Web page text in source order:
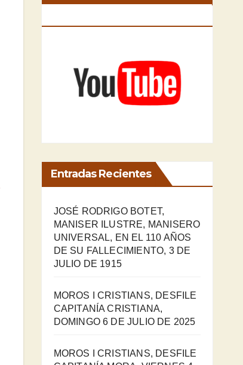
Entradas Recientes
JOSÉ RODRIGO BOTET,
MANISER ILUSTRE, MANISERO
UNIVERSAL, EN EL 110 AÑOS
DE SU FALLECIMIENTO, 3 DE
JULIO DE 1915
MOROS I CRISTIANS, DESFILE
CAPITANÍA CRISTIANA,
DOMINGO 6 DE JULIO DE 2025
MOROS I CRISTIANS, DESFILE